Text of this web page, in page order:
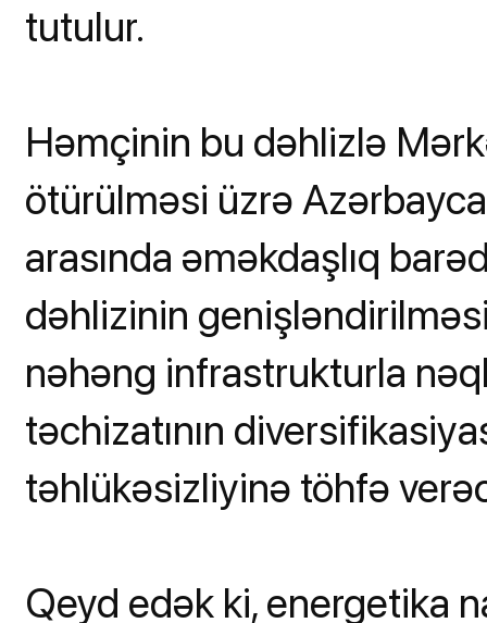
tutulur.
Həmçinin bu dəhlizlə
ötürülməsi üzrə
arasında əməkdaşlıq
dəhlizinin
nəhəng infrastrukturla
təchizatının
təhlükəsizliyinə töhfə
Qeyd edək ki, energetika